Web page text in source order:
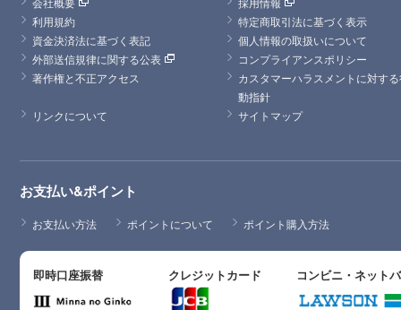
利用規約
特定商取引法に基づく表示
資金決済法に基づく表記
個人情報の取扱いについて
外部送信規律に関する公表
コンプライアンスポリシー
著作権と不正アクセス
カスタマーハラスメントに対す
動指針
リンクについて
サイトマップ
お支払い&ポイント
お支払い方法 ポイントについて ポイント購入方法
即時口座振替 クレジットカード コンビニ・ネット